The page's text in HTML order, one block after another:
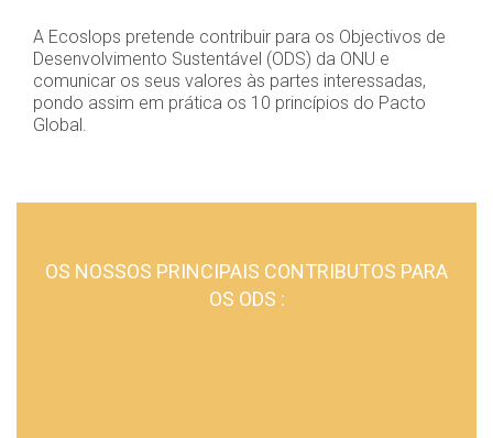
A Ecoslops pretende contribuir para os Objectivos de
Desenvolvimento Sustentável (ODS) da ONU e
comunicar os seus valores às partes interessadas,
pondo assim em prática os 10 princípios do Pacto
Global.
OS NOSSOS PRINCIPAIS CONTRIBUTOS PARA
OS ODS :